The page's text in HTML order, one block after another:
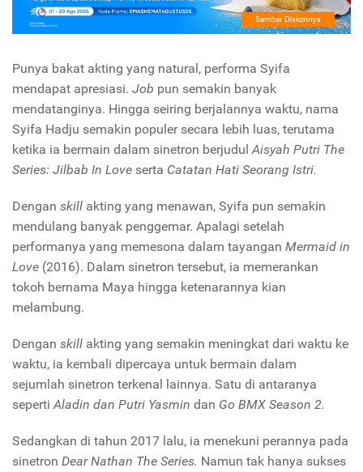
Punya bakat akting yang natural, performa Syifa
mendapat apresiasi. Job pun semakin banyak
mendatanginya. Hingga seiring berjalannya waktu, nama
Syifa Hadju semakin populer secara lebih luas, terutama
ketika ia bermain dalam sinetron berjudulAisyah Putri The
Series: Jilbab In Love serta Catatan Hati Seorang Istri.
Dengan skill akting yang menawan, Syifa pun semakin
mendulang banyak penggemar. Apalagi setelah
performanya yang memesona dalam tayangan Mermaid in
Love (2016). Dalam sinetron tersebut, ia memerankan
tokoh bernama Maya hingga ketenarannya kian
melambung.
Dengan skill akting yang semakin meningkat dari waktu ke
waktu, ia kembali dipercaya untuk bermain dalam
sejumlah sinetron terkenal lainnya. Satu di antaranya
sepertiAladin dan Putri Yasmin dan Go BMX Season 2.
Sedangkan di tahun 2017 lalu, ia menekuni perannya pada
sinetron Dear Nathan The Series. Namun tak hanya sukses